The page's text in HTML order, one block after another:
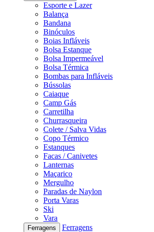
Esporte e Lazer
Balança
Bandana
Binóculos
Boias Infláveis
Bolsa Estanque
Bolsa Impermeável
Bolsa Térmica
Bombas para Infláveis
Bússolas
Caiaque
Camp Gás
Carretilha
Churrasqueira
Colete / Salva Vidas
Copo Térmico
Estanques
Facas / Canivetes
Lanternas
Maçarico
Mergulho
Paradas de Naylon
Porta Varas
Ski
Vara
Ferragens
Ferragens